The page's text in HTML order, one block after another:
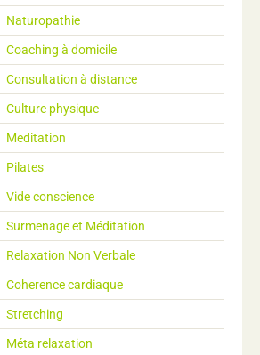
Naturopathie
Coaching à domicile
Consultation à distance
Culture physique
Meditation
Pilates
Vide conscience
Surmenage et Méditation
Relaxation Non Verbale
Coherence cardiaque
Stretching
Méta relaxation